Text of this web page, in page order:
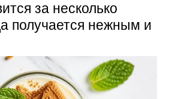
за несколько
получается нежным и